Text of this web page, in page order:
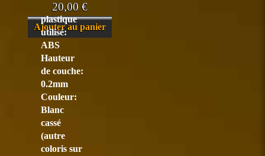
20,00€
Ajouter au panier
plastique
utilisé:
ABS
Hauteur
de couche:
0.2mm
Couleur:
Blanc
cassé
(autre
coloris sur